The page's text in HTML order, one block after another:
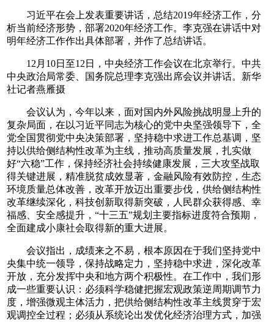
习近平在会上发表重要讲话，总结2019年经济工作，分
析当前经济形势，部署2020年经济工作。李克强在讲话中对
明年经济工作作出具体部署，并作了总结讲话。
12月10日至12日，中央经济工作会议在北京举行。中共
中央政治局常委、国务院总理李克强出席会议并讲话。新华
社记者燕雁摄
会议认为，今年以来，面对国内外风险挑战明显上升的
复杂局面，在以习近平同志为核心的党中央坚强领导下，全
党全国贯彻党中央决策部署，坚持稳中求进工作总基调，坚
持以供给侧结构性改革为主线，推动高质量发展，扎实做
好“六稳”工作，保持经济社会持续健康发展，三大攻坚战取
得关键进展，精准脱贫成效显著，金融风险有效防控，生态
环境质量总体改善，改革开放迈出重要步伐，供给侧结构性
改革继续深化，科技创新取得新突破，人民群众获得感、幸
福感、安全感提升，“十三五”规划主要指标进度符合预期，
全面建成小康社会取得新的重大进展。
会议指出，成绩来之不易，根本原因在于我们坚持党中
央集中统一领导，保持战略定力，坚持稳中求进，深化改革
开放，充分发挥中央和地方两个积极性。在工作中，我们形
成一些重要认识：必须科学稳健把握宏观政策逆周期调节力
度，增强微观主体活力，把供给侧结构性改革主线贯穿于宏
观调控全过程；必须从系统论出发优化经济治理方式，加强